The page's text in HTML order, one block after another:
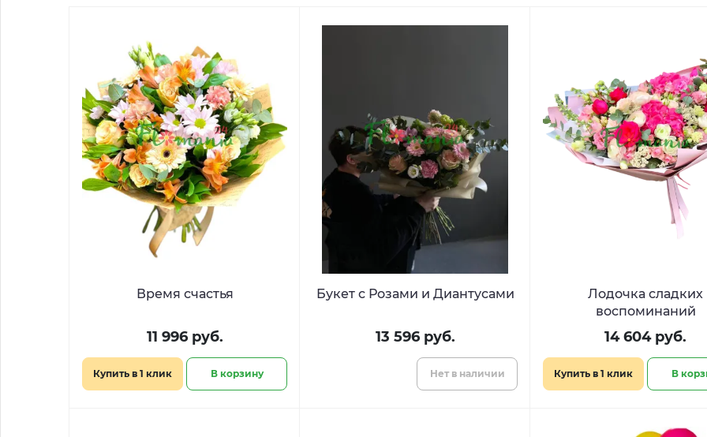
Время счастья
11 996 руб.
Купить в 1 клик В корзину
Букет с Розами и Диантусами
13 596 руб.
Нет в наличии
Лодочка сладких
воспоминаний
14 604 руб.
Купить в 1 клик В